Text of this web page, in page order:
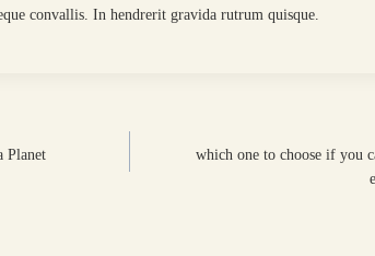
convallis. In hendrerit gravida rutrum quisque.
Planet
which one to choose if you